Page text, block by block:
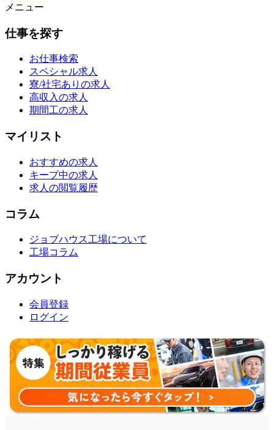
メニュー
仕事を探す
お仕事検索
スペシャル求人
寮/社宅ありの求人
高収入の求人
期間工の求人
マイリスト
おすすめの求人
キープ中の求人
求人の閲覧履歴
コラム
ジョブハウス工場について
工場コラム
アカウント
会員登録
ログイン